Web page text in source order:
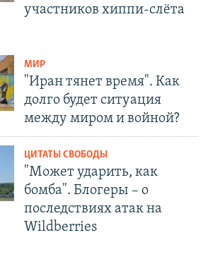
участников хиппи-слёта
МИР
"Иран тянет время". Как
долго будет ситуация
между миром и войной?
ЦИТАТЫ СВОБОДЫ
"Может ударить, как
бомба". Блогеры – о
последствиях атак на
Wildberries